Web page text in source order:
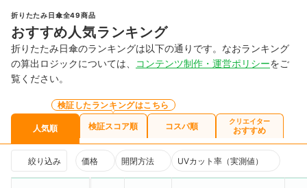
折りたたみ日傘全49商品
おすすめ人気ランキング
折りたたみ日傘のランキングは以下の通りです。なおランキング
の算出ロジックについては、
コンテンツ制作・運営ポリシーをご
覧ください。
人気順
検証したランキングはこちら
検証スコア順 コスパ順 クリエイター
おすすめ
絞り込み 価格 開閉方法 UVカット率（実測値）